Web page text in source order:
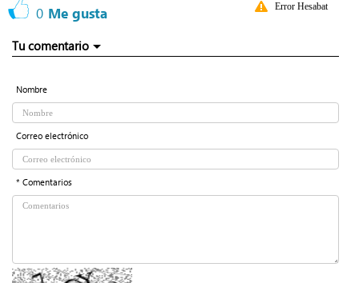
0 Me gusta Error Hesabat
Tu comentario
Nombre
Correo electrónico
* Comentarios